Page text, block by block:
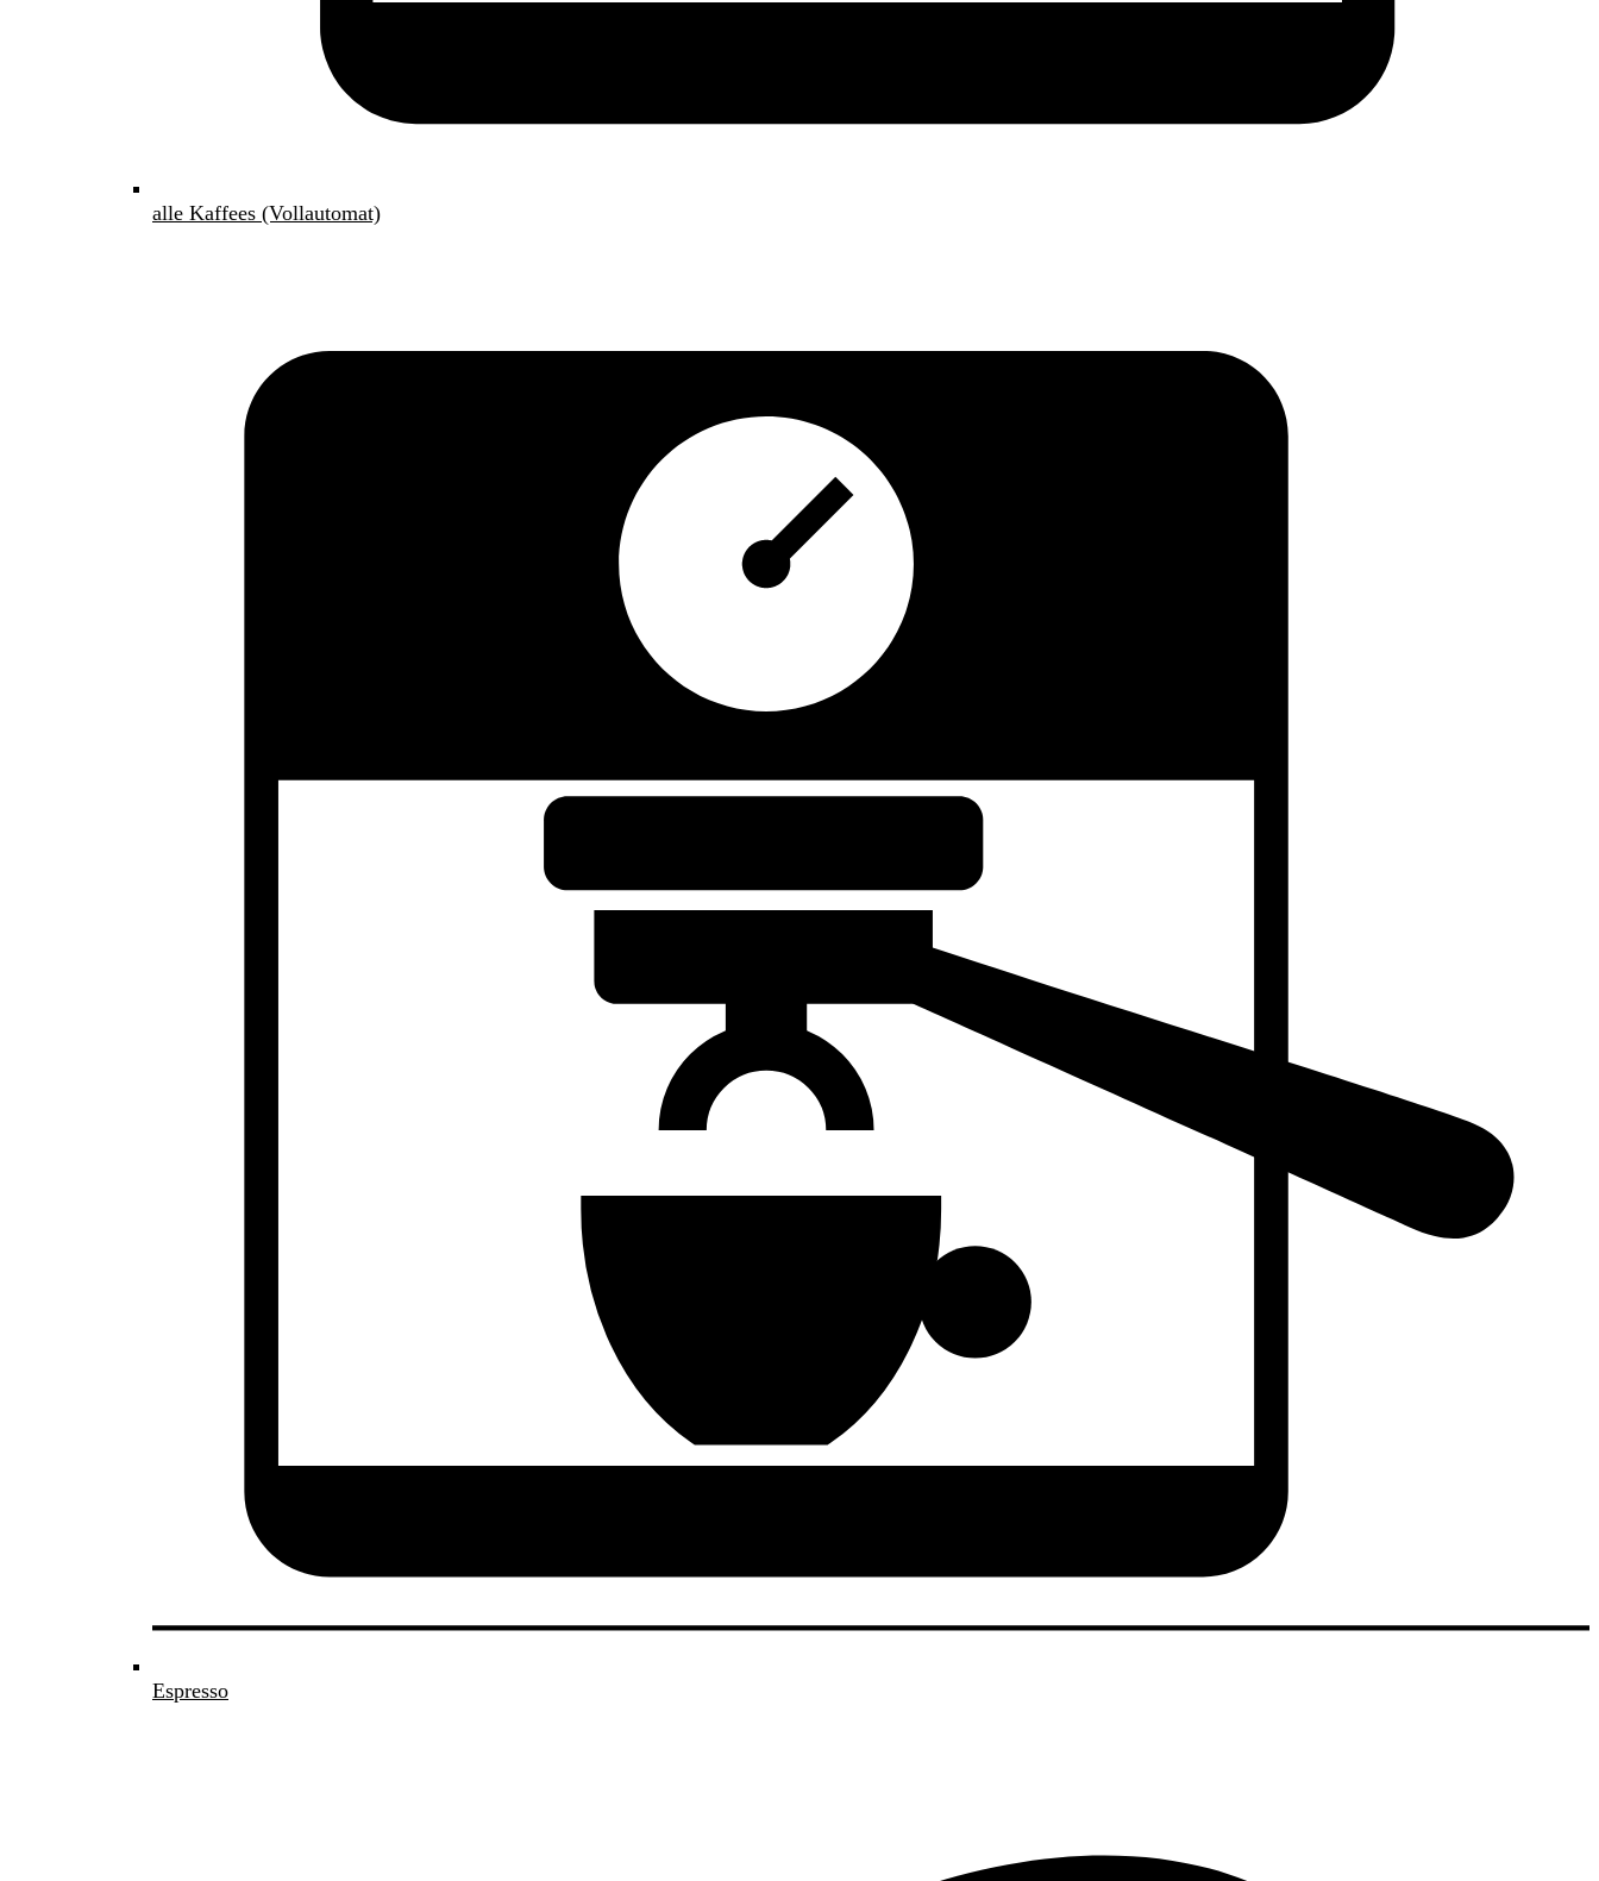
alle Kaffees (Vollautomat)
Espresso